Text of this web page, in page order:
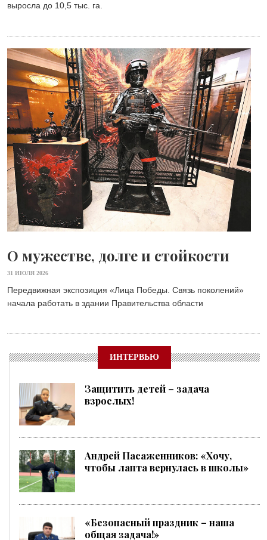
выросла до 10,5 тыс. га.
О мужестве, долге и стойкости
31 ИЮЛЯ 2026
Передвижная экспозиция «Лица Победы. Связь поколений»
начала работать в здании Правительства области
ИНТЕРВЬЮ
Защитить детей – задача
взрослых!
Андрей Пасаженников: «Хочу,
чтобы лапта вернулась в школы»
«Безопасный праздник – наша
общая задача!»